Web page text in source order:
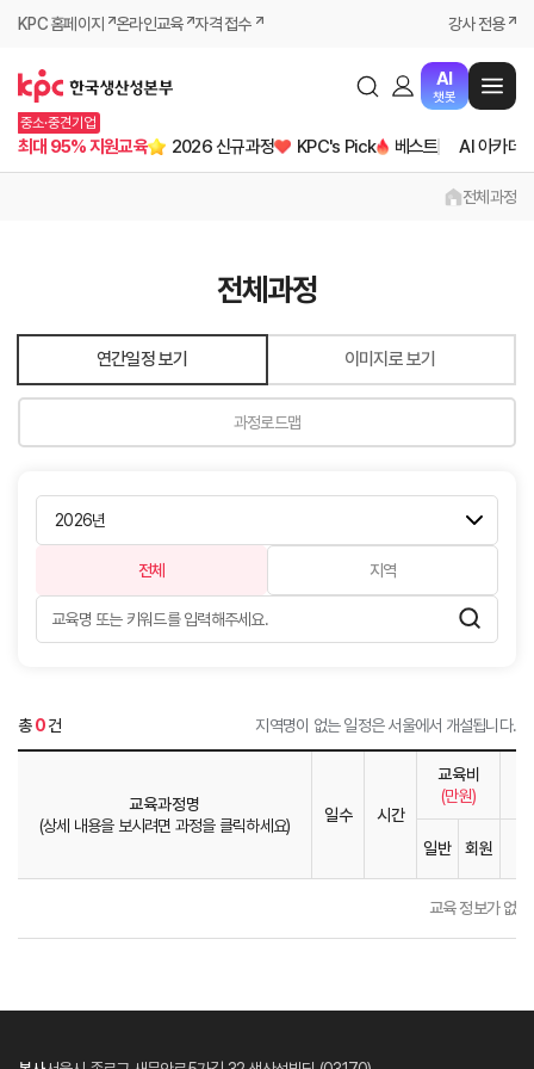
KPC 홈페이지 온라인교육 자격 접수 강사 전용
AI
챗봇
중소·중견기업
최대 95% 지원교육 2026 신규과정 KPC's Pick 베스트 AI 아카데
전체과정
전체과정
연간일정 보기 이미지로 보기
과정로드맵
전체 지역
총0건 지역명이 없는 일정은 서울에서 개설됩니다.
교육과정명
(상세 내용을 보시려면 과정을 클릭하세요)
일수 시간
교육비
(만원)
일반 회원
교육 정보가 없습